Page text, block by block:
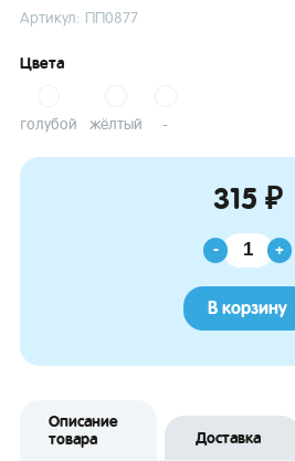
Артикул: ПП0877
Цвета
голубой жёлтый -
315 ₽
- +
В корзину
Описание
товара
Доставка